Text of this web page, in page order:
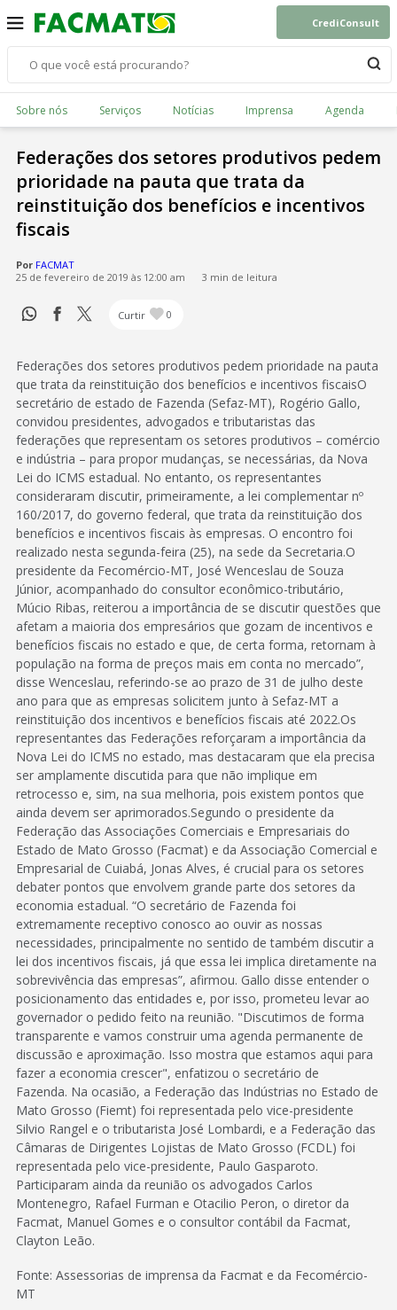
CrediConsult
Sobre nós Serviços Notícias Imprensa Agenda
Federações dos setores produtivos pedem
prioridade na pauta que trata da
reinstituição dos benefícios e incentivos
fiscais
Por FACMAT
25 de fevereiro de 2019 às 12:00 am
3 min de leitura
Curtir 0
Federações dos setores produtivos pedem prioridade na pauta
que trata da reinstituição dos benefícios e incentivos fiscaisO
secretário de estado de Fazenda (Sefaz-MT), Rogério Gallo,
convidou presidentes, advogados e tributaristas das
federações que representam os setores produtivos – comércio
e indústria – para propor mudanças, se necessárias, da Nova
Lei do ICMS estadual. No entanto, os representantes
consideraram discutir, primeiramente, a lei complementar nº
160/2017, do governo federal, que trata da reinstituição dos
benefícios e incentivos fiscais às empresas. O encontro foi
realizado nesta segunda-feira (25), na sede da Secretaria.O
presidente da Fecomércio-MT, José Wenceslau de Souza
Júnior, acompanhado do consultor econômico-tributário,
Múcio Ribas, reiterou a importância de se discutir questões que
afetam a maioria dos empresários que gozam de incentivos e
benefícios fiscais no estado e que, de certa forma, retornam à
população na forma de preços mais em conta no mercado”,
disse Wenceslau, referindo-se ao prazo de 31 de julho deste
ano para que as empresas solicitem junto à Sefaz-MT a
reinstituição dos incentivos e benefícios fiscais até 2022.Os
representantes das Federações reforçaram a importância da
Nova Lei do ICMS no estado, mas destacaram que ela precisa
ser amplamente discutida para que não implique em
retrocesso e, sim, na sua melhoria, pois existem pontos que
ainda devem ser aprimorados.Segundo o presidente da
Federação das Associações Comerciais e Empresariais do
Estado de Mato Grosso (Facmat) e da Associação Comercial e
Empresarial de Cuiabá, Jonas Alves, é crucial para os setores
debater pontos que envolvem grande parte dos setores da
economia estadual. “O secretário de Fazenda foi
extremamente receptivo conosco ao ouvir as nossas
necessidades, principalmente no sentido de também discutir a
lei dos incentivos fiscais, já que essa lei implica diretamente na
sobrevivência das empresas”, afirmou. Gallo disse entender o
posicionamento das entidades e, por isso, prometeu levar ao
governador o pedido feito na reunião. "Discutimos de forma
transparente e vamos construir uma agenda permanente de
discussão e aproximação. Isso mostra que estamos aqui para
fazer a economia crescer", enfatizou o secretário de
Fazenda. Na ocasião, a Federação das Indústrias no Estado de
Mato Grosso (Fiemt) foi representada pelo vice-presidente
Silvio Rangel e o tributarista José Lombardi, e a Federação das
Câmaras de Dirigentes Lojistas de Mato Grosso (FCDL) foi
representada pelo vice-presidente, Paulo Gasparoto.
Participaram ainda da reunião os advogados Carlos
Montenegro, Rafael Furman e Otacilio Peron, o diretor da
Facmat, Manuel Gomes e o consultor contábil da Facmat,
Clayton Leão.
Fonte: Assessorias de imprensa da Facmat e da Fecomércio-
MT